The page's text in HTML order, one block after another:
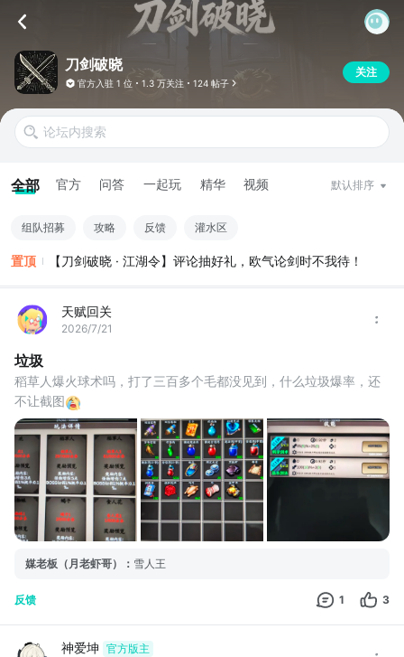
刀剑破晓
官方入驻 1 位 1.3 万关注 124 帖子
关注
全部 官方 问答 一起玩 精华 视频 默认排序
组队招募 攻略 反馈 灌水区
置顶 【刀剑破晓 · 江湖令】评论抽好礼，欧气论剑时不我待！
天赋回关
2026/7/21
垃圾
稻草人爆火球术吗，打了三百多个毛都没见到，什么垃圾爆率，还
不让截图
媒老板（月老虾哥） ： 雪人王
反馈 1 3
神爱坤 官方版主